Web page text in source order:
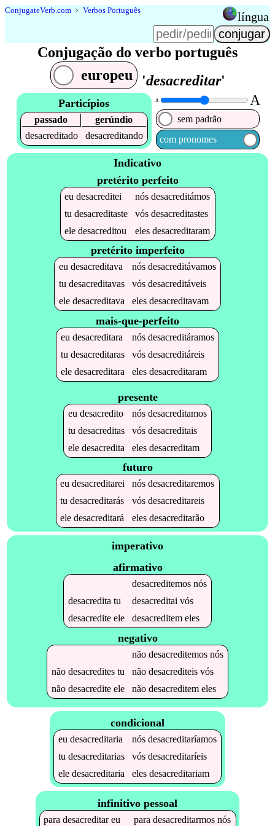
ConjugateVerb.com ﹥ Verbos Português língua
Conjugação do verbo português
europeu
'desacreditar'
Particípios
passado
gerúndio
desacreditado
desacreditando
A A
sem padrão
com pronomes
Indicativo
pretérito perfeito
eudesacreditei nósdesacreditámos
tudesacreditaste vósdesacreditastes
eledesacreditou elesdesacreditaram
pretérito imperfeito
eu desacreditava nós desacreditávamos
tu desacreditavas vós desacreditáveis
ele desacreditava eles desacreditavam
mais-que-perfeito
eu desacreditara nós desacreditáramos
tu desacreditaras vós desacreditáreis
ele desacreditara eles desacreditaram
presente
eu desacredito nós desacreditamos
tu desacreditas vós desacreditais
ele desacredita eles desacreditam
futuro
eudesacreditarei nósdesacreditaremos
tudesacreditarás vósdesacreditareis
eledesacreditará elesdesacreditarão
imperativo
afirmativo
desacreditemosnós
desacredita tu desacreditai vós
desacrediteele desacreditemeles
negativo
não desacreditemosnós
não desacreditestu não desacrediteisvós
não desacrediteele não desacreditemeles
condicional
eu desacreditaria nós desacreditaríamos
tu desacreditarias vós desacreditaríeis
ele desacreditaria eles desacreditariam
infinitivo pessoal
paradesacreditareu paradesacreditarmos nós